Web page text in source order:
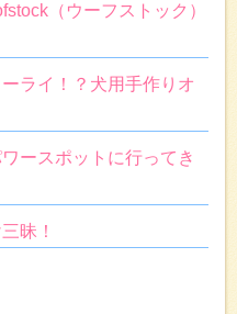
（ウーフストック）
ライ！？犬用手作りオ
ースポットに行ってき
昧！